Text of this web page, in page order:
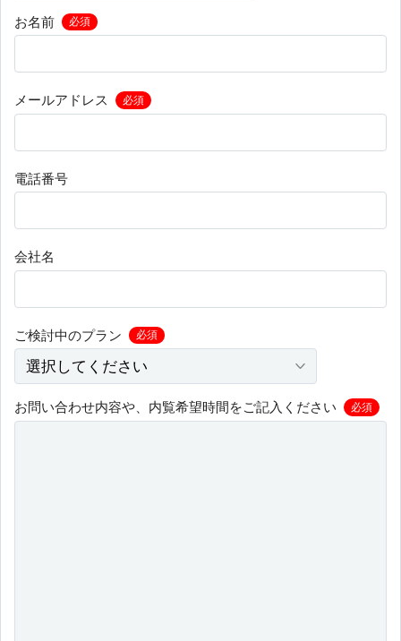
お名前 必須
メールアドレス 必須
電話番号
会社名
ご検討中のプラン 必須
お問い合わせ内容や、内覧希望時間をご記入ください 必須